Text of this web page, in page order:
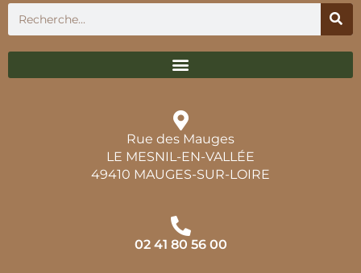
Rue des Mauges
LE MESNIL-EN-VALLÉE
49410 MAUGES-SUR-LOIRE
02 41 80 56 00